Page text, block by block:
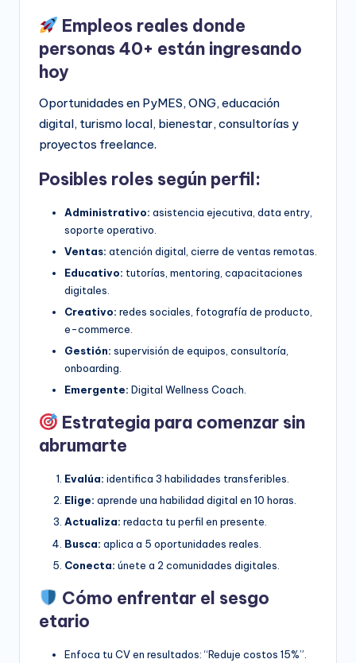
Empleos reales donde
personas 40+ están ingresando
hoy
Oportunidades en PyMES, ONG, educación
digital, turismo local, bienestar, consultorías y
proyectos freelance.
Posibles roles según perfil:
Administrativo: asistencia ejecutiva, data entry,
soporte operativo.
Ventas: atención digital, cierre de ventas remotas.
Educativo: tutorías, mentoring, capacitaciones
digitales.
Creativo: redes sociales, fotografía de producto,
e-commerce.
Gestión: supervisión de equipos, consultoría,
onboarding.
Emergente: Digital Wellness Coach.
Estrategia para comenzar sin
abrumarte
Evalúa: identifica 3 habilidades transferibles.
Elige: aprende una habilidad digital en 10 horas.
Actualiza: redacta tu perfil en presente.
Busca: aplica a 5 oportunidades reales.
Conecta: únete a 2 comunidades digitales.
Cómo enfrentar el sesgo
etario
Enfoca tu CV en resultados: “Reduje costos 15%”.